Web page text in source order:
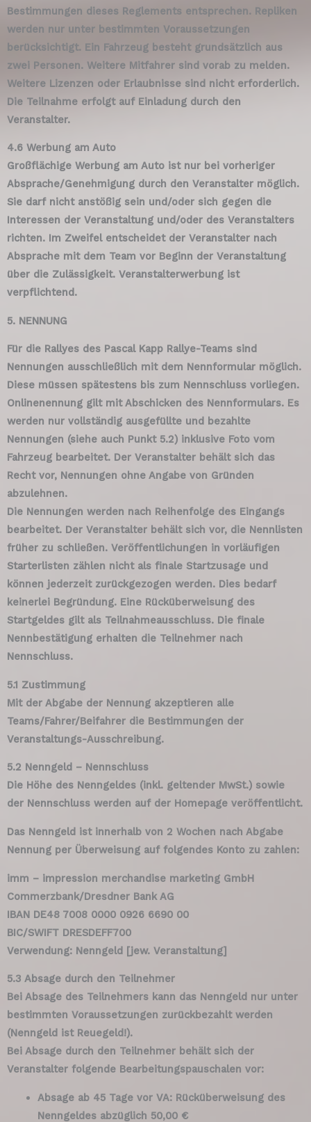
Bestimmungen dieses Reglements entsprechen. Repliken
werden nur unter bestimmten Voraussetzungen
berücksichtigt. Ein Fahrzeug besteht grundsätzlich aus
zwei Personen. Weitere Mitfahrer sind vorab zu melden.
Weitere Lizenzen oder Erlaubnisse sind nicht erforderlich.
Die Teilnahme erfolgt auf Einladung durch den
Veranstalter.
4.6 Werbung am Auto
Großflächige Werbung am Auto ist nur bei vorheriger
Absprache/Genehmigung durch den Veranstalter möglich.
Sie darf nicht anstößig sein und/oder sich gegen die
Interessen der Veranstaltung und/oder des Veranstalters
richten. Im Zweifel entscheidet der Veranstalter nach
Absprache mit dem Team vor Beginn der Veranstaltung
über die Zulässigkeit. Veranstalterwerbung ist
verpflichtend.
5. NENNUNG
Für die Rallyes des Pascal Kapp Rallye-Teams sind
Nennungen ausschließlich mit dem Nennformular möglich.
Diese müssen spätestens bis zum Nennschluss vorliegen.
Onlinenennung gilt mit Abschicken des Nennformulars. Es
werden nur vollständig ausgefüllte und bezahlte
Nennungen (siehe auch Punkt 5.2) inklusive Foto vom
Fahrzeug bearbeitet. Der Veranstalter behält sich das
Recht vor, Nennungen ohne Angabe von Gründen
abzulehnen.
Die Nennungen werden nach Reihenfolge des Eingangs
bearbeitet. Der Veranstalter behält sich vor, die Nennlisten
früher zu schließen. Veröffentlichungen in vorläufigen
Starterlisten zählen nicht als finale Startzusage und
können jederzeit zurückgezogen werden. Dies bedarf
keinerlei Begründung. Eine Rücküberweisung des
Startgeldes gilt als Teilnahmeausschluss. Die finale
Nennbestätigung erhalten die Teilnehmer nach
Nennschluss.
5.1 Zustimmung
Mit der Abgabe der Nennung akzeptieren alle
Teams/Fahrer/Beifahrer die Bestimmungen der
Veranstaltungs-Ausschreibung.
5.2 Nenngeld – Nennschluss
Die Höhe des Nenngeldes (inkl. geltender MwSt.) sowie
der Nennschluss werden auf der Homepage veröffentlicht.
Das Nenngeld ist innerhalb von 2 Wochen nach Abgabe
Nennung per Überweisung auf folgendes Konto zu zahlen:
imm – impression merchandise marketing GmbH
Commerzbank/Dresdner Bank AG
IBAN DE48 7008 0000 0926 6690 00
BIC/SWIFT DRESDEFF700
Verwendung: Nenngeld [jew. Veranstaltung]
5.3 Absage durch den Teilnehmer
Bei Absage des Teilnehmers kann das Nenngeld nur unter
bestimmten Voraussetzungen zurückbezahlt werden
(Nenngeld ist Reuegeld!).
Bei Absage durch den Teilnehmer behält sich der
Veranstalter folgende Bearbeitungspauschalen vor:
Absage ab 45 Tage vor VA: Rücküberweisung des
Nenngeldes abzüglich 50,00 €